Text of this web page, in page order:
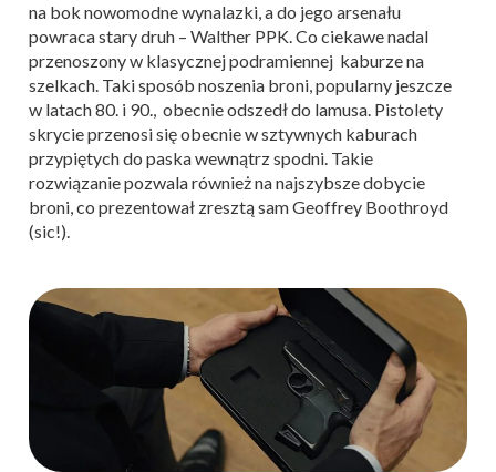
na bok nowomodne wynalazki, a do jego arsenału
powraca stary druh – Walther PPK. Co ciekawe nadal
przenoszony w klasycznej podramiennej kaburze na
szelkach. Taki sposób noszenia broni, popularny jeszcze
w latach 80. i 90., obecnie odszedł do lamusa. Pistolety
skrycie przenosi się obecnie w sztywnych kaburach
przypiętych do paska wewnątrz spodni. Takie
rozwiązanie pozwala również na najszybsze dobycie
broni, co prezentował zresztą sam Geoffrey Boothroyd
(sic!).